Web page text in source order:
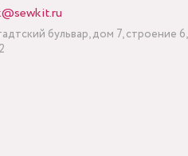
бульвар, дом 7, строение 6,